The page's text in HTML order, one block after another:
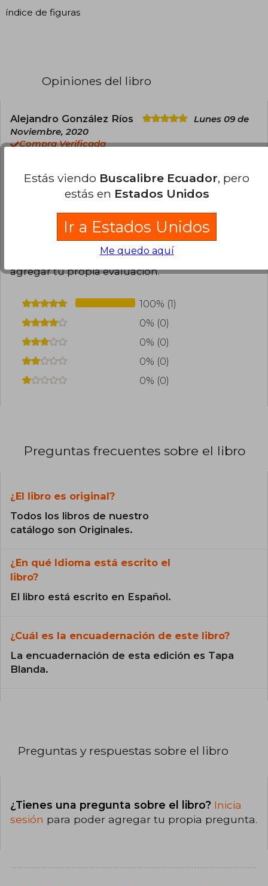
índice de figuras
Opiniones del libro
Alejandro González Ríos
Lunes 09 de
Noviembre, 2020
Compra Verificada
más tarde del tiempo indicado producto de la
pandemia, pero los productos llegaron íntegros.
Totalmente recomendable.
Esta opinión es útil 0 No es útil
¿Leíste este libro? Inicia sesiónpara poder
agregar tu propia evaluación.
100% (1)
0% (0)
0% (0)
0% (0)
0% (0)
Preguntas frecuentes sobre el libro
¿El libro es original?
Todos los libros de nuestro
catálogo son Originales.
¿En qué Idioma está escrito el
libro?
El libro está escrito en Español.
¿Cuál es la encuadernación de este libro?
La encuadernación de esta edición es Tapa
Blanda.
Preguntas y respuestas sobre el libro
¿Tienes una pregunta sobre el libro? Inicia
sesión para poder agregar tu propia pregunta.
Estás viendo Buscalibre Ecuador, pero
estás en Estados Unidos
Ir a Estados Unidos
Me quedo aquí